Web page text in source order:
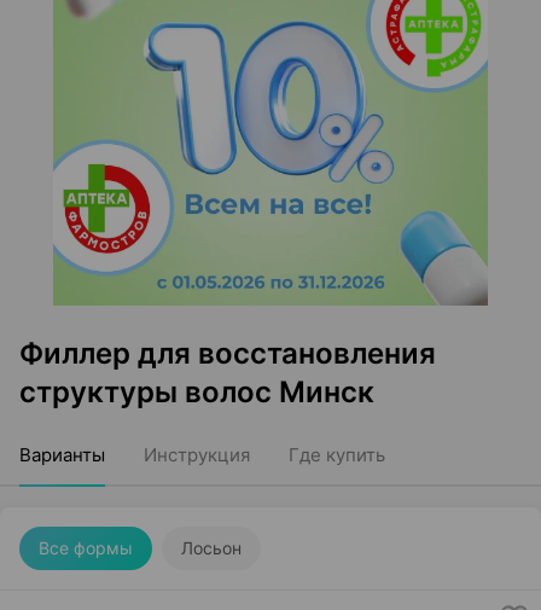
Филлер для восстановления
структуры волос Минск
Варианты Инструкция Где купить
Все формы Лосьон